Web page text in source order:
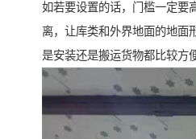
如若要设置的话，门槛一定要
离，让库类和外界地面的地面
是安装还是搬运货物都比较方